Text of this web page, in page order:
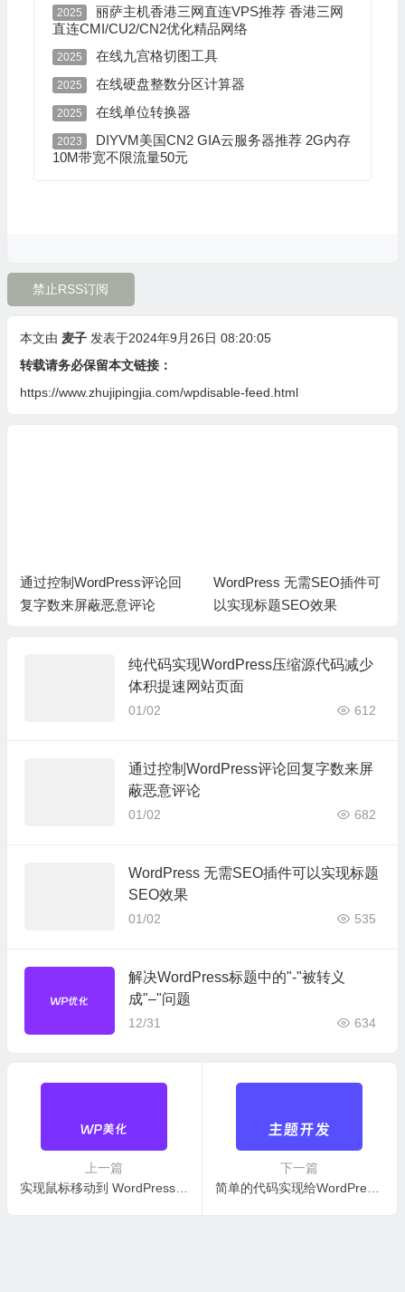
2025
丽萨主机香港三网直连VPS推荐 香港三网
直连CMI/CU2/CN2优化精品网络
2025 在线九宫格切图工具
2025 在线硬盘整数分区计算器
2025 在线单位转换器
2023
DIYVM美国CN2 GIA云服务器推荐 2G内存
10M带宽不限流量50元
禁止RSS订阅
本文由 麦子 发表于2024年9月26日 08:20:05
转载请务必保留本文链接：
https://www.zhujipingjia.com/wpdisable-feed.html
通过控制WordPress评论回
复字数来屏蔽恶意评论
WordPress 无需SEO插件可
以实现标题SEO效果
纯代码实现WordPress压缩源代码减少
体积提速网站页面
01/02 612
通过控制WordPress评论回复字数来屏
蔽恶意评论
01/02 682
WordPress 无需SEO插件可以实现标题
SEO效果
01/02 535
解决WordPress标题中的"-"被转义
成"–"问题
12/31 634
上一篇
实现鼠标移动到 WordPress 头像图标转动效果
下一篇
简单的代码实现给WordPress编辑器添加小工具按钮